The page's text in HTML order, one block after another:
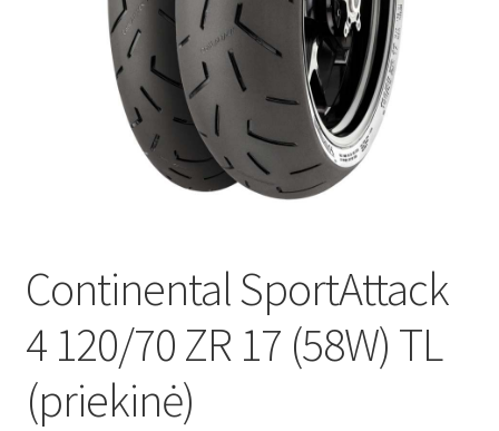
Continental SportAttack
4 120/70 ZR 17 (58W) TL
(priekinė)